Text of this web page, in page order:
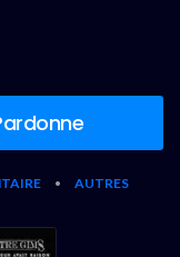
• AUTRES